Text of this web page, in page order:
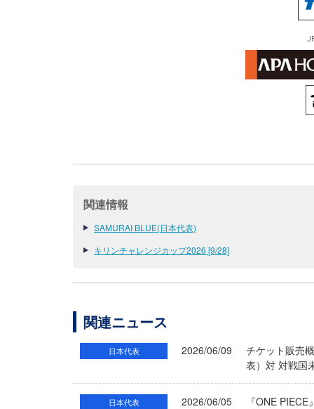
関連情報
SAMURAI BLUE(日本代表)
キリンチャレンジカップ2026 [9/28]
関連ニュース
日本代表 2026/06/09
チケット販売
表）対 対戦国
日本代表 2026/06/05 『ONE